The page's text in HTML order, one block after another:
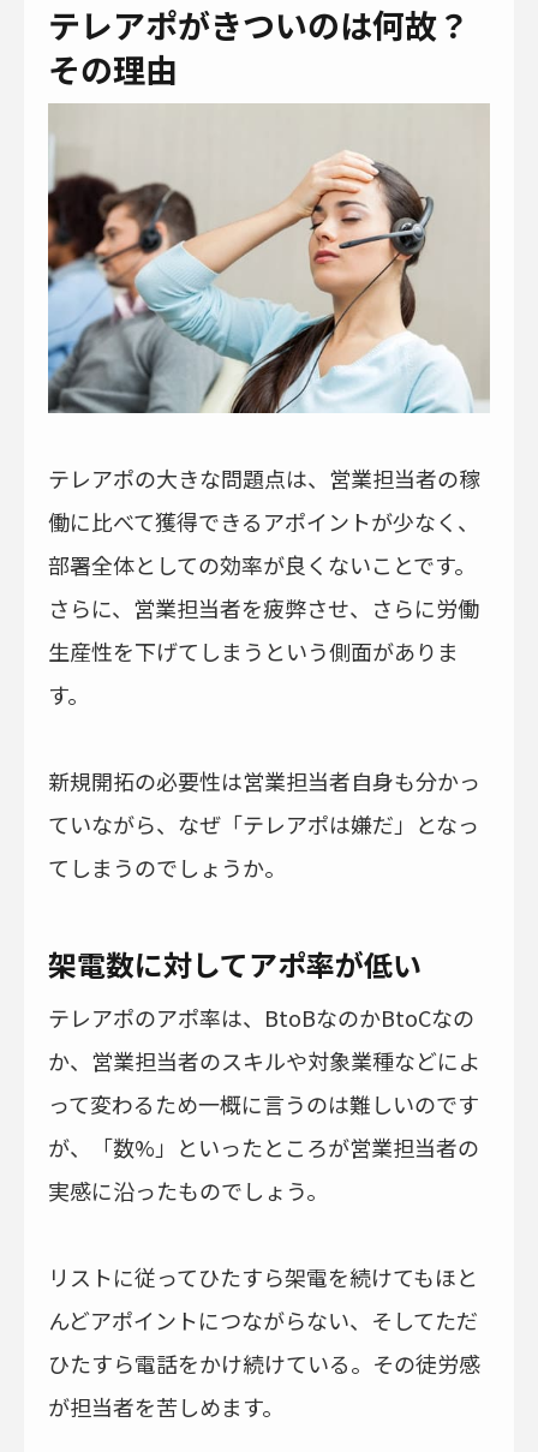
テレアポがきついのは何故？
その理由
テレアポの大きな問題点は、営業担当者の稼
働に比べて獲得できるアポイントが少なく、
部署全体としての効率が良くないことです。
さらに、営業担当者を疲弊させ、さらに労働
生産性を下げてしまうという側面がありま
す。
新規開拓の必要性は営業担当者自身も分かっ
ていながら、なぜ「テレアポは嫌だ」となっ
てしまうのでしょうか。
架電数に対してアポ率が低い
テレアポのアポ率は、BtoBなのかBtoCなの
か、営業担当者のスキルや対象業種などによ
って変わるため一概に言うのは難しいのです
が、「数%」といったところが営業担当者の
実感に沿ったものでしょう。
リストに従ってひたすら架電を続けてもほと
んどアポイントにつながらない、そしてただ
ひたすら電話をかけ続けている。その徒労感
が担当者を苦しめます。